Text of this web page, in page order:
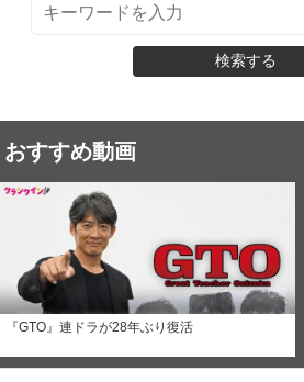
検索する
おすすめ動画
『GTO』連ドラが28年ぶり復活